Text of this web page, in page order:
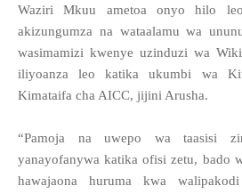
Waziri Mkuu ametoa onyo hilo
akizungumza na wataalamu wa
wasimamizi kwenye uzinduzi wa
iliyoanza leo katika ukumbi wa
Kimataifa cha AICC, jijini Arusha.
“Pamoja na uwepo wa taasisi
yanayofanywa katika ofisi zetu, bado
hawajaona huruma kwa